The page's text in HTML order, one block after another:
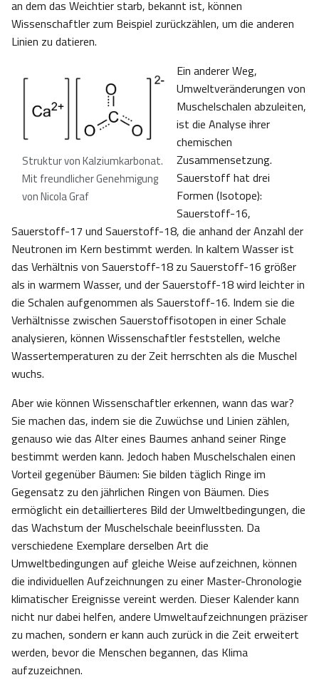
an dem das Weichtier starb, bekannt ist, können
Wissenschaftler zum Beispiel zurückzählen, um die anderen
Linien zu datieren.
Struktur von Kalziumkarbonat.
Mit freundlicher Genehmigung
von Nicola Graf
Ein anderer Weg,
Umweltveränderungen von
Muschelschalen abzuleiten,
ist die Analyse ihrer
chemischen
Zusammensetzung.
Sauerstoff hat drei
Formen (Isotope):
Sauerstoff-16,
Sauerstoff-17 und Sauerstoff-18, die anhand der Anzahl der
Neutronen im Kern bestimmt werden. In kaltem Wasser ist
das Verhältnis von Sauerstoff-18 zu Sauerstoff-16 größer
als in warmem Wasser, und der Sauerstoff-18 wird leichter in
die Schalen aufgenommen als Sauerstoff-16. Indem sie die
Verhältnisse zwischen Sauerstoffisotopen in einer Schale
analysieren, können Wissenschaftler feststellen, welche
Wassertemperaturen zu der Zeit herrschten als die Muschel
wuchs.
Aber wie können Wissenschaftler erkennen, wann das war?
Sie machen das, indem sie die Zuwüchse und Linien zählen,
genauso wie das Alter eines Baumes anhand seiner Ringe
bestimmt werden kann. Jedoch haben Muschelschalen einen
Vorteil gegenüber Bäumen: Sie bilden täglich Ringe im
Gegensatz zu den jährlichen Ringen von Bäumen. Dies
ermöglicht ein detaillierteres Bild der Umweltbedingungen, die
das Wachstum der Muschelschale beeinflussten. Da
verschiedene Exemplare derselben Art die
Umweltbedingungen auf gleiche Weise aufzeichnen, können
die individuellen Aufzeichnungen zu einer Master-Chronologie
klimatischer Ereignisse vereint werden. Dieser Kalender kann
nicht nur dabei helfen, andere Umweltaufzeichnungen präziser
zu machen, sondern er kann auch zurück in die Zeit erweitert
werden, bevor die Menschen begannen, das Klima
aufzuzeichnen.